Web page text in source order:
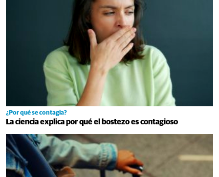
¿Por qué se contagia?
La ciencia explica por qué el bostezo es contagioso